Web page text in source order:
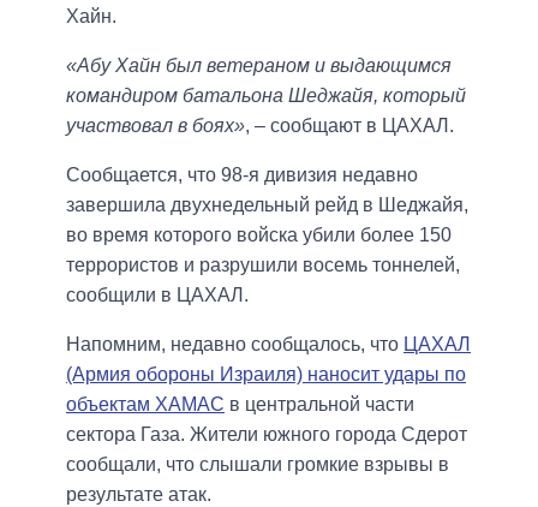
Хайн.
«Абу Хайн был ветераном и выдающимся
командиром батальона Шеджайя, который
участвовал в боях», – сообщают в ЦАХАЛ.
Сообщается, что 98-я дивизия недавно
завершила двухнедельный рейд в Шеджайя,
во время которого войска убили более 150
террористов и разрушили восемь тоннелей,
сообщили в ЦАХАЛ.
Напомним, недавно сообщалось, что ЦАХАЛ
(Армия обороны Израиля) наносит удары по
объектам ХАМАС в центральной части
сектора Газа. Жители южного города Сдерот
сообщали, что слышали громкие взрывы в
результате атак.